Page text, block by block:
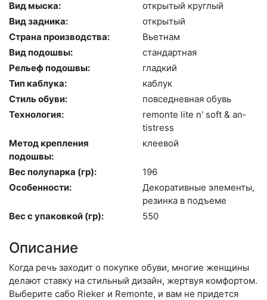
Вид мыска:
отк­ры­тый круг­лый
Вид задника:
отк­ры­тый
Страна производства:
Вь­ет­нам
Вид подошвы:
стан­дарт­ная
Рельеф подошвы:
глад­кий
Тип каблука:
каб­лук
Стиль обуви:
пов­седнев­ная обувь
Технология:
re­mon­te li­te n' soft & an­
tist­ress
Метод крепления
подошвы:
кле­евой
Вес полупарка (гр):
196
Особенности:
Де­кора­тив­ные эле­мен­ты,
ре­зин­ка в подъ­еме
Вес с упаковкой (гр):
550
Описание
Когда речь заходит о покупке обуви, многие женщины
делают ставку на стильный дизайн, жертвуя комфортом.
Выберите са­бо Rieker и Remonte, и вам не придется